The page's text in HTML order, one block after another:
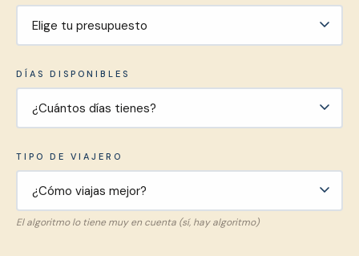
DÍAS DISPONIBLES
TIPO DE VIAJERO
El algoritmo lo tiene muy en cuenta (sí, hay algoritmo)